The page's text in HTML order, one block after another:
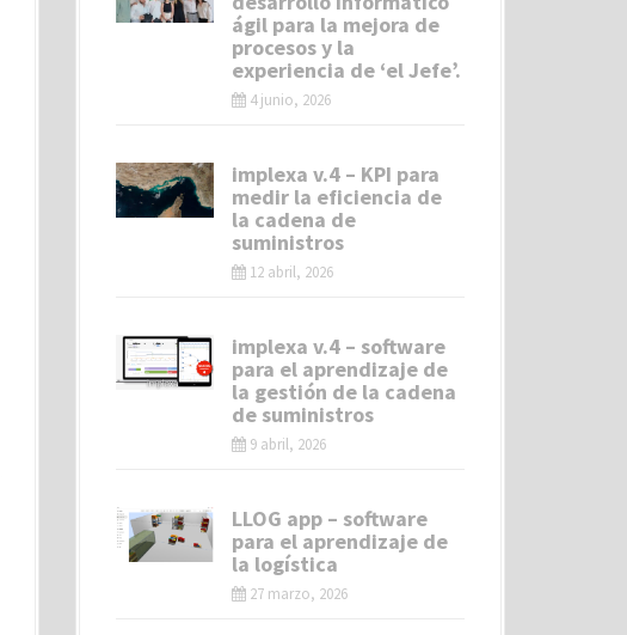
ágil para la mejora de
procesos y la
experiencia de ‘el Jefe’.
4 junio, 2026
implexa v.4 – KPI para
medir la eficiencia de
la cadena de
suministros
12 abril, 2026
implexa v.4 – software
para el aprendizaje de
la gestión de la cadena
de suministros
9 abril, 2026
LLOG app – software
para el aprendizaje de
la logística
27 marzo, 2026